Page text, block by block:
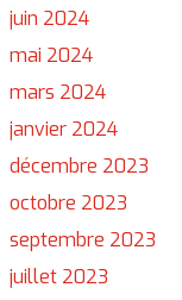
juin 2024
mai 2024
mars 2024
janvier 2024
décembre 2023
octobre 2023
septembre 2023
juillet 2023